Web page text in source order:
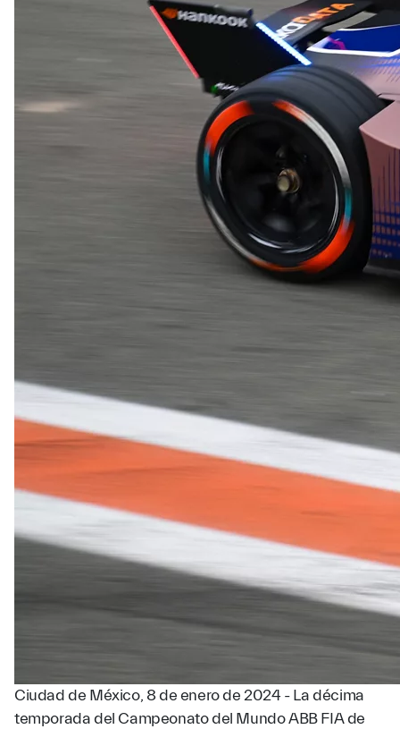
Ciudad de México, 8 de enero de 2024 - La décima
temporada del Campeonato del Mundo ABB FIA de